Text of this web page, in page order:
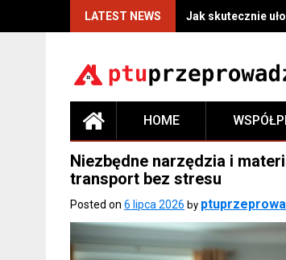
LATEST NEWS Jak skutecznie
HOME
Niezbędne narzędzia i
transport bez stresu
Posted on 6 lipca 2026 by